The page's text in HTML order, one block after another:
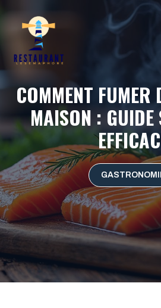
contenu
COMMENT FUMER
MAISON : GUIDE